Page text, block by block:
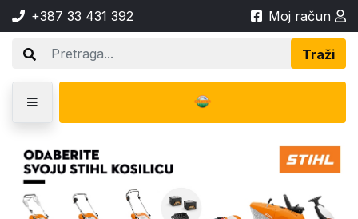
+387 33 431 392 Moj račun
Traži